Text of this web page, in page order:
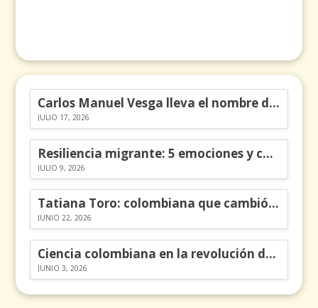
Carlos Manuel Vesga lleva el nombre de Colombia a los Emmy
JULIO 17, 2026
Resiliencia migrante: 5 emociones y cómo gestionarlas
JULIO 9, 2026
Tatiana Toro: colombiana que cambió la historia de las matemáticas
JUNIO 22, 2026
Ciencia colombiana en la revolución de los órganos en chips
JUNIO 3, 2026